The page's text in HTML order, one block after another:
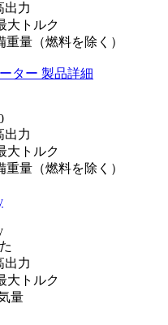
出力
大トルク
重量（燃料を除く）
ター 製品詳細
出力
大トルク
重量（燃料を除く）
出力
大トルク
量